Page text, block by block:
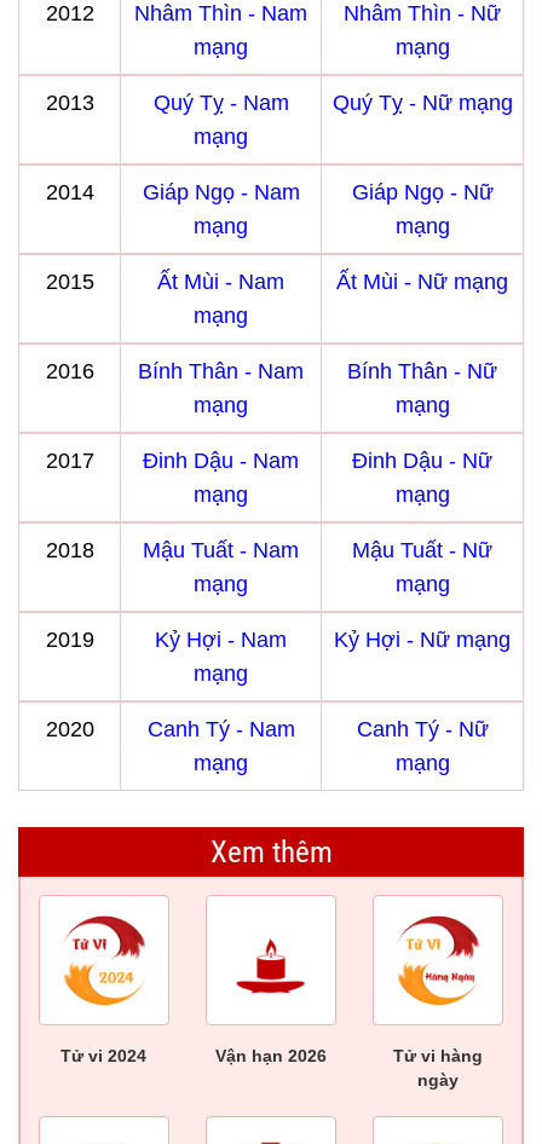
2012
Nhâm Thìn - Nam
mạng
Nhâm Thìn - Nữ
mạng
2013
Quý Tỵ - Nam
mạng
Quý Tỵ - Nữ mạng
2014
Giáp Ngọ - Nam
mạng
Giáp Ngọ - Nữ
mạng
2015
Ất Mùi - Nam
mạng
Ất Mùi - Nữ mạng
2016
Bính Thân - Nam
mạng
Bính Thân - Nữ
mạng
2017
Đinh Dậu - Nam
mạng
Đinh Dậu - Nữ
mạng
2018
Mậu Tuất - Nam
mạng
Mậu Tuất - Nữ
mạng
2019
Kỷ Hợi - Nam
mạng
Kỷ Hợi - Nữ mạng
2020
Canh Tý - Nam
mạng
Canh Tý - Nữ
mạng
Xem thêm
Tử vi 2024 Vận hạn 2026
Tử vi hàng
ngày